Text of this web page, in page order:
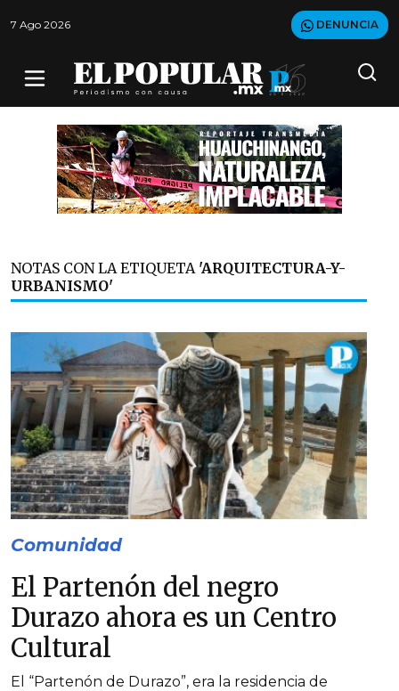
7 Ago 2026 DENUNCIA
NOTAS CON LA ETIQUETA 'ARQUITECTURA-Y-
URBANISMO'
Comunidad
El Partenón del negro
Durazo ahora es un Centro
Cultural
El “Partenón de Durazo”, era la residencia de